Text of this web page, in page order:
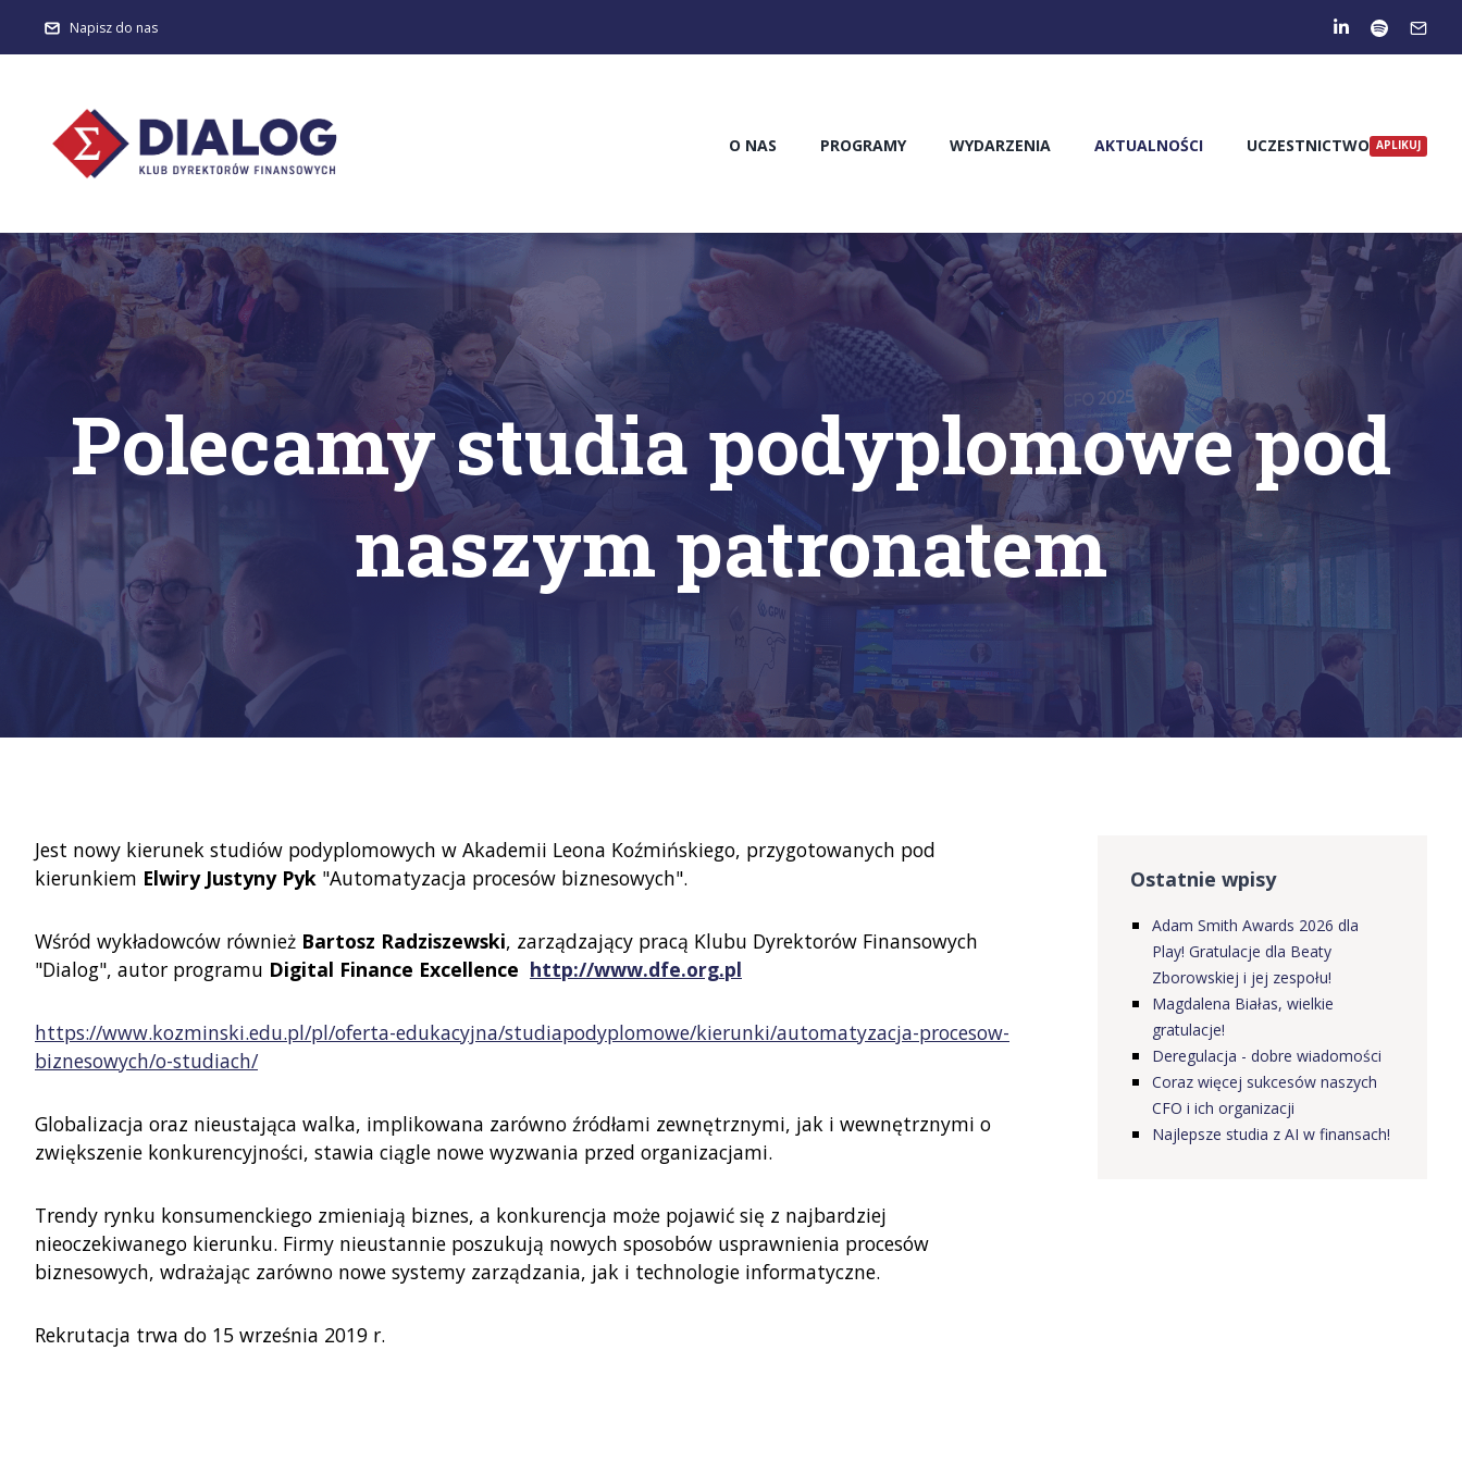
Napisz do nas
O NAS PROGRAMY WYDARZENIA AKTUALNOŚCI UCZESTNICTWO
Polecamy studia podyplomowe pod
naszym patronatem
Jest nowy kierunek studiów podyplomowych w Akademii Leona Koźmińskiego, przygotowanych pod
kierunkiem Elwiry Justyny Pyk "Automatyzacja procesów biznesowych".
Wśród wykładowców również Bartosz Radziszewski, zarządzający pracą Klubu Dyrektorów Finansowych
"Dialog", autor programu Digital Finance Excellence http://www.dfe.org.pl
https://www.kozminski.edu.pl/pl/oferta-edukacyjna/studiapodyplomowe/kierunki/automatyzacja-procesow-
biznesowych/o-studiach/
Globalizacja oraz nieustająca walka, implikowana zarówno źródłami zewnętrznymi, jak i wewnętrznymi o
zwiększenie konkurencyjności, stawia ciągle nowe wyzwania przed organizacjami.
Trendy rynku konsumenckiego zmieniają biznes, a konkurencja może pojawić się z najbardziej
nieoczekiwanego kierunku. Firmy nieustannie poszukują nowych sposobów usprawnienia procesów
biznesowych, wdrażając zarówno nowe systemy zarządzania, jak i technologie informatyczne.
Rekrutacja trwa do 15 września 2019 r.
Ostatnie wpisy
Adam Smith Awards 2026 dla
Play! Gratulacje dla Beaty
Zborowskiej i jej zespołu!
Magdalena Białas, wielkie
gratulacje!
Deregulacja - dobre wiadomości
Coraz więcej sukcesów naszych
CFO i ich organizacji
Najlepsze studia z AI w finansach!